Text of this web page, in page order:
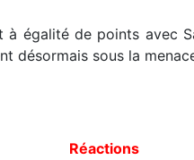
égalité de points avec
sous la
Réactions